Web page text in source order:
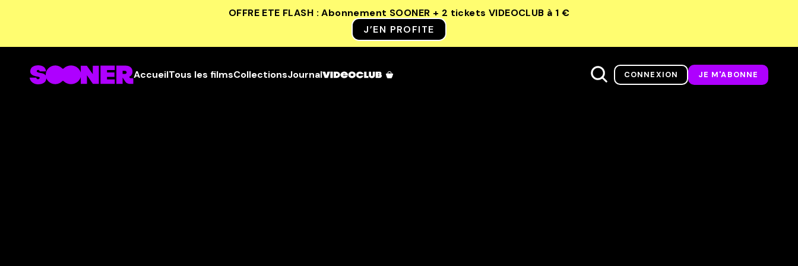
OFFRE ETE FLASH : Abonnement SOONER + 2 tickets VIDEOCLUB à 1 €
J’EN PROFITE
AccueilTous les filmsCollectionsJournal CONNEXION JE M'ABONNE